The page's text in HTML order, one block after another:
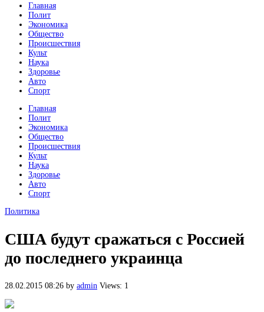
Главная
Полит
Экономика
Общество
Происшествия
Культ
Наука
Здоровье
Авто
Спорт
Главная
Полит
Экономика
Общество
Происшествия
Культ
Наука
Здоровье
Авто
Спорт
Политика
США будут сражаться с Россией
до последнего украинца
28.02.2015 08:26 by admin Views: 1